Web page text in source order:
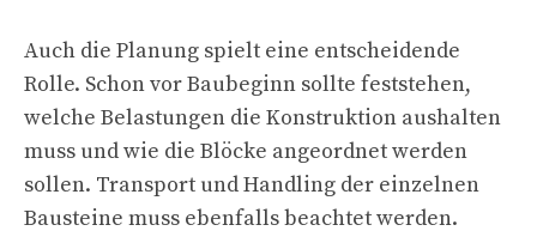
Auch die Planung spielt eine entscheidende
Rolle. Schon vor Baubeginn sollte feststehen,
welche Belastungen die Konstruktion aushalten
muss und wie die Blöcke angeordnet werden
sollen. Transport und Handling der einzelnen
Bausteine muss ebenfalls beachtet werden.